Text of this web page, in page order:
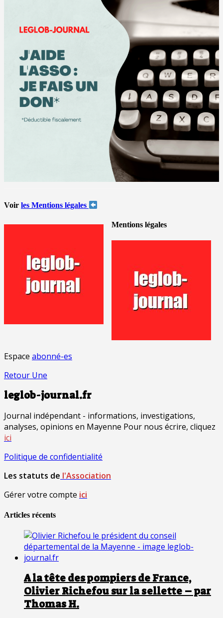
Voir les Mentions légales
Mentions légales
Espace abonné-es
Retour Une
leglob-journal.fr
Journal indépendant - informations, investigations,
analyses, opinions en Mayenne Pour nous écrire, cliquez
ici
Politique de confidentialité
Les statuts de l'Association
Gérer votre compte ici
Articles récents
A la tête des pompiers de France,
Olivier Richefou sur la sellette – par
Thomas H.